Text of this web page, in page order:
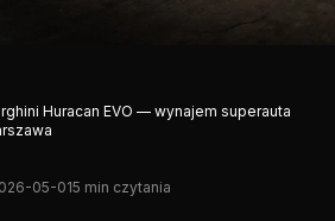
Huracan EVO — wynajem superauta
05-015 min czytania